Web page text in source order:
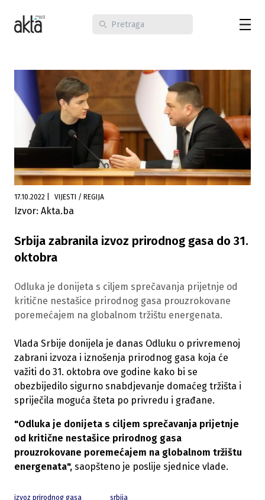
17.10.2022 VIJESTI / REGIJA
Izvor: Akta.ba
Srbija zabranila izvoz prirodnog gasa do 31.
oktobra
Odluka je donijeta s ciljem sprečavanja prijetnje od
kritične nestašice prirodnog gasa prouzrokovane
poremećajem na globalnom tržištu energenata.
Vlada Srbije donijela je danas Odluku o privremenoj
zabrani izvoza i iznošenja prirodnog gasa koja će
važiti do 31. oktobra ove godine kako bi se
obezbijedilo sigurno snabdjevanje domaćeg tržišta i
spriječila moguća šteta po privredu i građane.
"Odluka je donijeta s ciljem sprečavanja prijetnje
od kritične nestašice prirodnog gasa
prouzrokovane poremećajem na globalnom tržištu
energenata", saopšteno je poslije sjednice vlade.
izvoz prirodnog gasa srbija